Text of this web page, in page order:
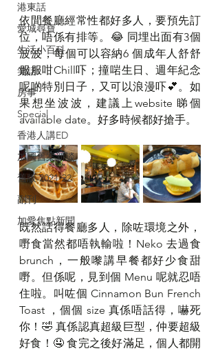
港東話
愛城尋寶
生活小百科
笑話
房事
Special
香港人講ED
加國舊案新談
舊版 2021-22
副刊
加愛焦點新聞
依間餐廳經常性都好多人，要預先訂
位，唔係有排等。😂 同埋出面有3個
波波，每個可以容納6 個成年人舒舒
服服咁Chill吓；撞啱生日、週年紀念
呢啲特別日子，又可以浪漫吓💕。如
果想坐波波，建議上website 睇個
available date。好多時候都好搶手。
既然話得餐廳多人，除咗環境之外，
嘢食當然都唔執輸啦！Neko 去過食
brunch，一般嚟講早餐都好少食甜
嘢。但係呢，見到個 Menu 呢就忍唔
住啦。叫咗個 Cinnamon Bun French
Toast ，個個 size 真係唔話得，嚇死
你！🤣 真係認真超級巨型，仲要超級
好食！🤤 食完之後好滿足，個人都開